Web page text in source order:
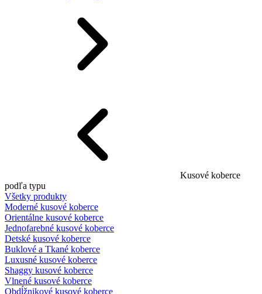
Kusové koberce
podľa typu
Všetky produkty
Moderné kusové koberce
Orientálne kusové koberce
Jednofarebné kusové koberce
Detské kusové koberce
Buklové a Tkané koberce
Luxusné kusové koberce
Shaggy kusové koberce
Vlnené kusové koberce
Obdĺžnikové kusové koberce